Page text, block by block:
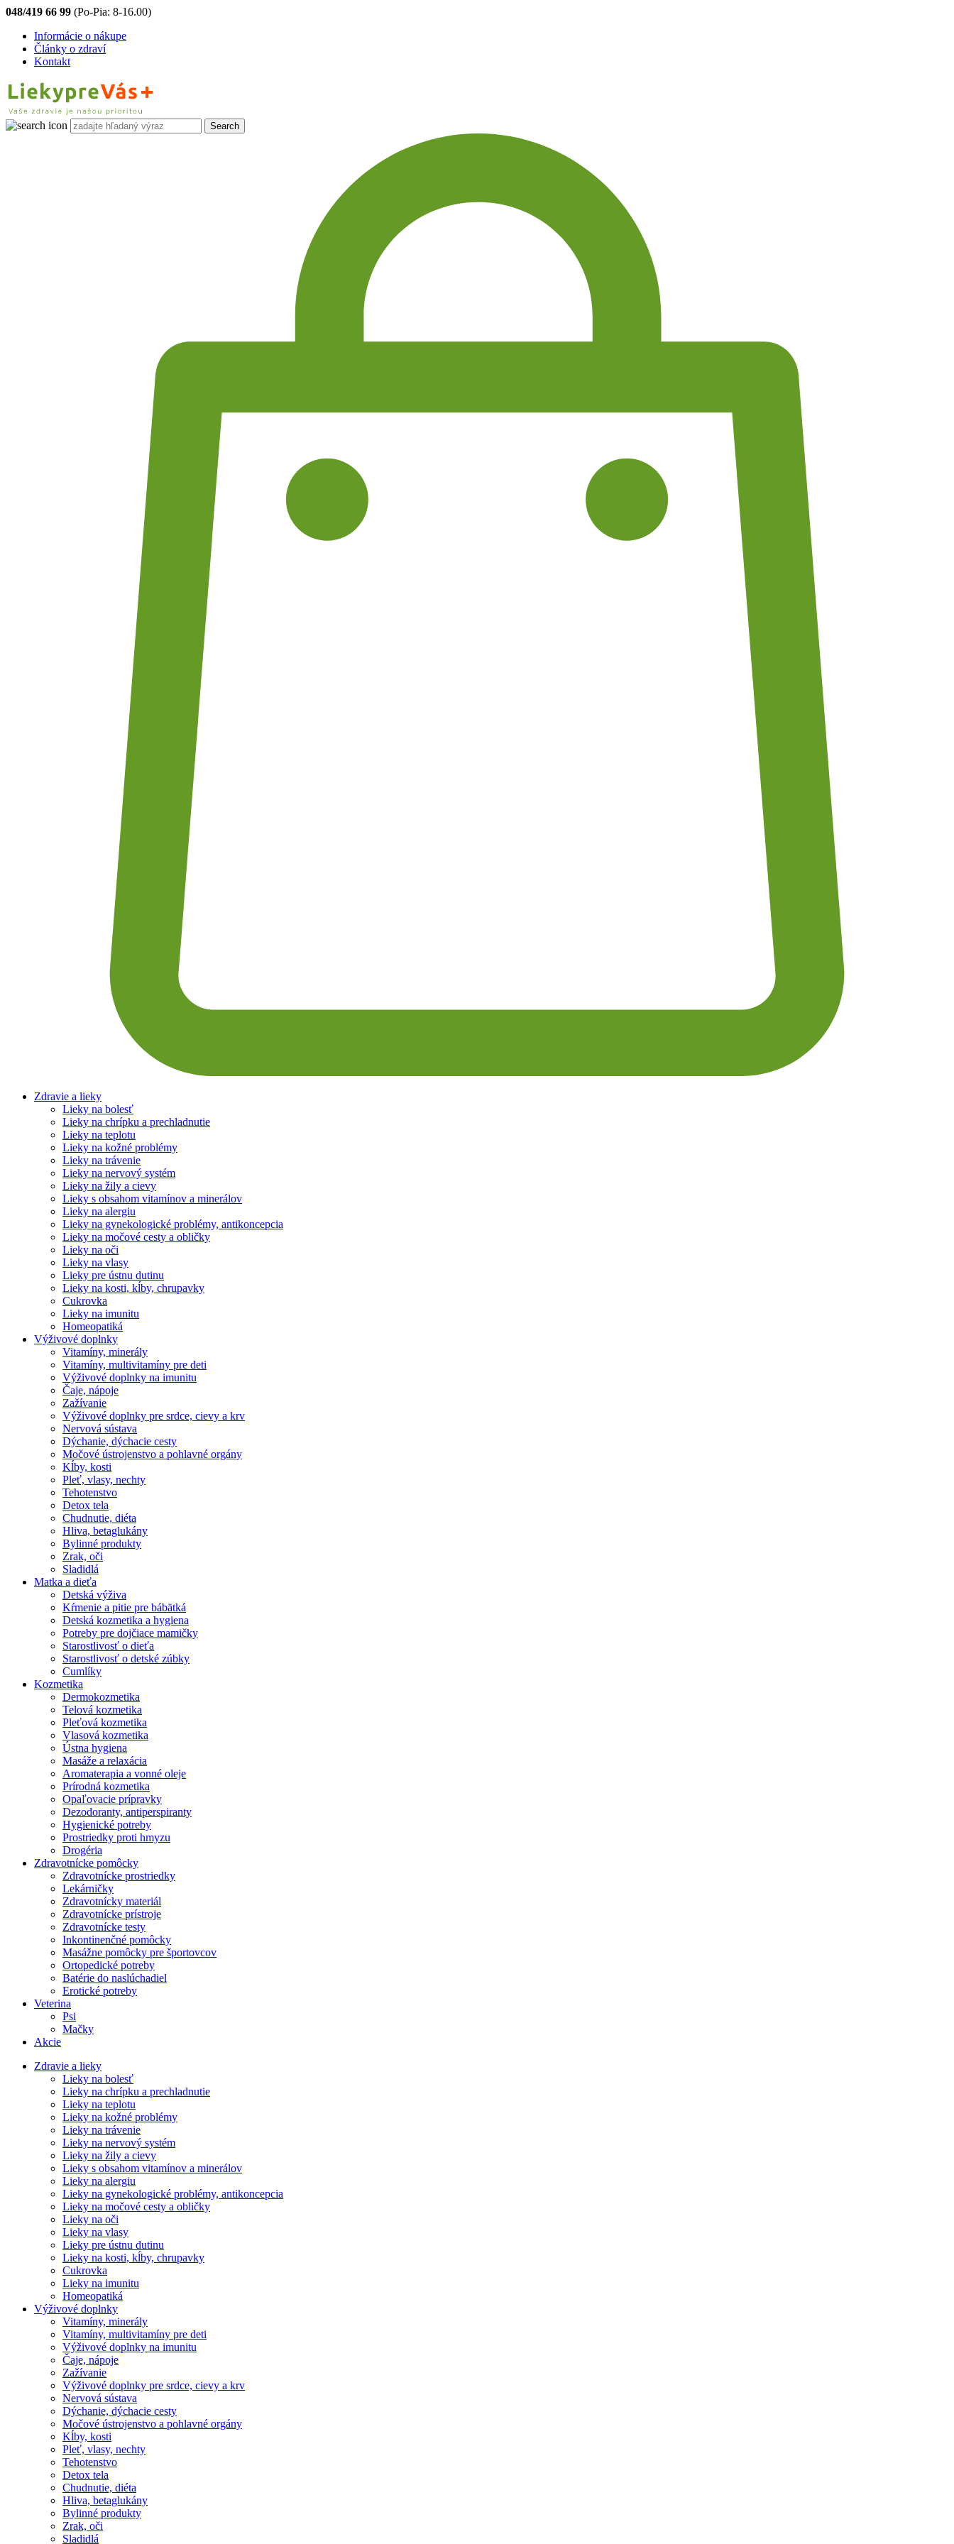
048/419 66 99 (Po-Pia: 8-16.00)
Informácie o nákupe
Články o zdraví
Kontakt
Zdravie a lieky
Lieky na bolesť
Lieky na chrípku a prechladnutie
Lieky na teplotu
Lieky na kožné problémy
Lieky na trávenie
Lieky na nervový systém
Lieky na žily a cievy
Lieky s obsahom vitamínov a minerálov
Lieky na alergiu
Lieky na gynekologické problémy, antikoncepcia
Lieky na močové cesty a obličky
Lieky na oči
Lieky na vlasy
Lieky pre ústnu dutinu
Lieky na kosti, kĺby, chrupavky
Cukrovka
Lieky na imunitu
Homeopatiká
Výživové doplnky
Vitamíny, minerály
Vitamíny, multivitamíny pre deti
Výživové doplnky na imunitu
Čaje, nápoje
Zažívanie
Výživové doplnky pre srdce, cievy a krv
Nervová sústava
Dýchanie, dýchacie cesty
Močové ústrojenstvo a pohlavné orgány
Kĺby, kosti
Pleť, vlasy, nechty
Tehotenstvo
Detox tela
Chudnutie, diéta
Hliva, betaglukány
Bylinné produkty
Zrak, oči
Sladidlá
Matka a dieťa
Detská výživa
Kŕmenie a pitie pre bábätká
Detská kozmetika a hygiena
Potreby pre dojčiace mamičky
Starostlivosť o dieťa
Starostlivosť o detské zúbky
Cumlíky
Kozmetika
Dermokozmetika
Telová kozmetika
Pleťová kozmetika
Vlasová kozmetika
Ústna hygiena
Masáže a relaxácia
Aromaterapia a vonné oleje
Prírodná kozmetika
Opaľovacie prípravky
Dezodoranty, antiperspiranty
Hygienické potreby
Prostriedky proti hmyzu
Drogéria
Zdravotnícke pomôcky
Zdravotnícke prostriedky
Lekárničky
Zdravotnícky materiál
Zdravotnícke prístroje
Zdravotnícke testy
Inkontinenčné pomôcky
Masážne pomôcky pre športovcov
Ortopedické potreby
Batérie do naslúchadiel
Erotické potreby
Veterina
Psi
Mačky
Akcie
Zdravie a lieky
Lieky na bolesť
Lieky na chrípku a prechladnutie
Lieky na teplotu
Lieky na kožné problémy
Lieky na trávenie
Lieky na nervový systém
Lieky na žily a cievy
Lieky s obsahom vitamínov a minerálov
Lieky na alergiu
Lieky na gynekologické problémy, antikoncepcia
Lieky na močové cesty a obličky
Lieky na oči
Lieky na vlasy
Lieky pre ústnu dutinu
Lieky na kosti, kĺby, chrupavky
Cukrovka
Lieky na imunitu
Homeopatiká
Výživové doplnky
Vitamíny, minerály
Vitamíny, multivitamíny pre deti
Výživové doplnky na imunitu
Čaje, nápoje
Zažívanie
Výživové doplnky pre srdce, cievy a krv
Nervová sústava
Dýchanie, dýchacie cesty
Močové ústrojenstvo a pohlavné orgány
Kĺby, kosti
Pleť, vlasy, nechty
Tehotenstvo
Detox tela
Chudnutie, diéta
Hliva, betaglukány
Bylinné produkty
Zrak, oči
Sladidlá